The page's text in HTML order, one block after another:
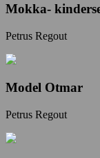
Mokka-
Petrus Regout
Model Otmar
Petrus Regout